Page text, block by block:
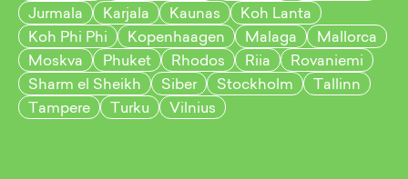
Jurmala
Karjala Kaunas
Koh Lanta
Koh Phi Phi
Kopenhaagen Malaga
Mallorca
Moskva
Phuket Rhodos Riia
Rovaniemi
Sharm el Sheikh
Siber Stockholm
Tallinn
Tampere
Turku Vilnius